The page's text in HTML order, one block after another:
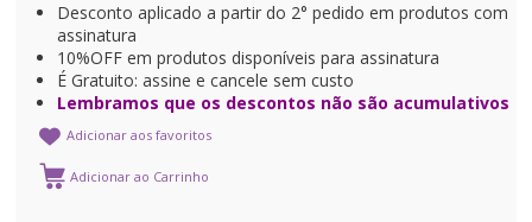
Desconto aplicado a partir do 2° pedido em produtos com
assinatura
10%OFF em produtos disponíveis para assinatura
É Gratuito: assine e cancele sem custo
Lembramos que os descontos não são acumulativos
Adicionar aos favoritos